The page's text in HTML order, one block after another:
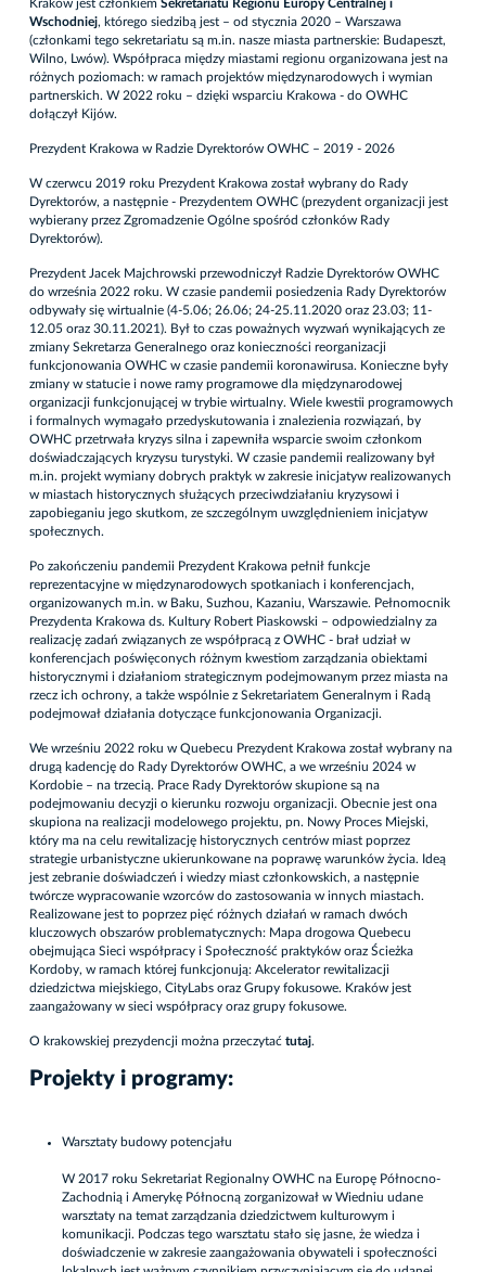
Kraków jest członkiem Sekretariatu Regionu Europy Centralnej i
Wschodniej, którego siedzibą jest – od stycznia 2020 – Warszawa
(członkami tego sekretariatu są m.in. nasze miasta partnerskie: Budapeszt,
Wilno, Lwów). Współpraca między miastami regionu organizowana jest na
różnych poziomach: w ramach projektów międzynarodowych i wymian
partnerskich. W 2022 roku – dzięki wsparciu Krakowa - do OWHC
dołączył Kijów.
Prezydent Krakowa w Radzie Dyrektorów OWHC – 2019 - 2026
W czerwcu 2019 roku Prezydent Krakowa został wybrany do Rady
Dyrektorów, a następnie - Prezydentem OWHC (prezydent organizacji jest
wybierany przez Zgromadzenie Ogólne spośród członków Rady
Dyrektorów).
Prezydent Jacek Majchrowski przewodniczył Radzie Dyrektorów OWHC
do września 2022 roku. W czasie pandemii posiedzenia Rady Dyrektorów
odbywały się wirtualnie (4-5.06; 26.06; 24-25.11.2020 oraz 23.03; 11-
12.05 oraz 30.11.2021). Był to czas poważnych wyzwań wynikających ze
zmiany Sekretarza Generalnego oraz konieczności reorganizacji
funkcjonowania OWHC w czasie pandemii koronawirusa. Konieczne były
zmiany w statucie i nowe ramy programowe dla międzynarodowej
organizacji funkcjonującej w trybie wirtualny. Wiele kwestii programowych
i formalnych wymagało przedyskutowania i znalezienia rozwiązań, by
OWHC przetrwała kryzys silna i zapewniła wsparcie swoim członkom
doświadczających kryzysu turystyki. W czasie pandemii realizowany był
m.in. projekt wymiany dobrych praktyk w zakresie inicjatyw realizowanych
w miastach historycznych służących przeciwdziałaniu kryzysowi i
zapobieganiu jego skutkom, ze szczególnym uwzględnieniem inicjatyw
społecznych.
Po zakończeniu pandemii Prezydent Krakowa pełnił funkcje
reprezentacyjne w międzynarodowych spotkaniach i konferencjach,
organizowanych m.in. w Baku, Suzhou, Kazaniu, Warszawie. Pełnomocnik
Prezydenta Krakowa ds. Kultury Robert Piaskowski – odpowiedzialny za
realizację zadań związanych ze współpracą z OWHC - brał udział w
konferencjach poświęconych różnym kwestiom zarządzania obiektami
historycznymi i działaniom strategicznym podejmowanym przez miasta na
rzecz ich ochrony, a także wspólnie z Sekretariatem Generalnym i Radą
podejmował działania dotyczące funkcjonowania Organizacji.
We wrześniu 2022 roku w Quebecu Prezydent Krakowa został wybrany na
drugą kadencję do Rady Dyrektorów OWHC, a we wrześniu 2024 w
Kordobie – na trzecią. Prace Rady Dyrektorów skupione są na
podejmowaniu decyzji o kierunku rozwoju organizacji. Obecnie jest ona
skupiona na realizacji modelowego projektu, pn. Nowy Proces Miejski,
który ma na celu rewitalizację historycznych centrów miast poprzez
strategie urbanistyczne ukierunkowane na poprawę warunków życia. Ideą
jest zebranie doświadczeń i wiedzy miast członkowskich, a następnie
twórcze wypracowanie wzorców do zastosowania w innych miastach.
Realizowane jest to poprzez pięć różnych działań w ramach dwóch
kluczowych obszarów problematycznych: Mapa drogowa Quebecu
obejmująca Sieci współpracy i Społeczność praktyków oraz Ścieżka
Kordoby, w ramach której funkcjonują: Akcelerator rewitalizacji
dziedzictwa miejskiego, CityLabs oraz Grupy fokusowe. Kraków jest
zaangażowany w sieci współpracy oraz grupy fokusowe.
O krakowskiej prezydencji można przeczytać tutaj.
Projekty i programy:
Warsztaty budowy potencjału
W 2017 roku Sekretariat Regionalny OWHC na Europę Północno-
Zachodnią i Amerykę Północną zorganizował w Wiedniu udane
warsztaty na temat zarządzania dziedzictwem kulturowym i
komunikacji. Podczas tego warsztatu stało się jasne, że wiedza i
doświadczenie w zakresie zaangażowania obywateli i społeczności